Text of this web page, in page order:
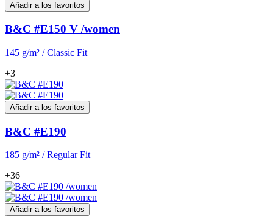
Añadir a los favoritos
B&C #E150 V /women
145 g/m² / Classic Fit
+3
Añadir a los favoritos
B&C #E190
185 g/m² / Regular Fit
+36
Añadir a los favoritos